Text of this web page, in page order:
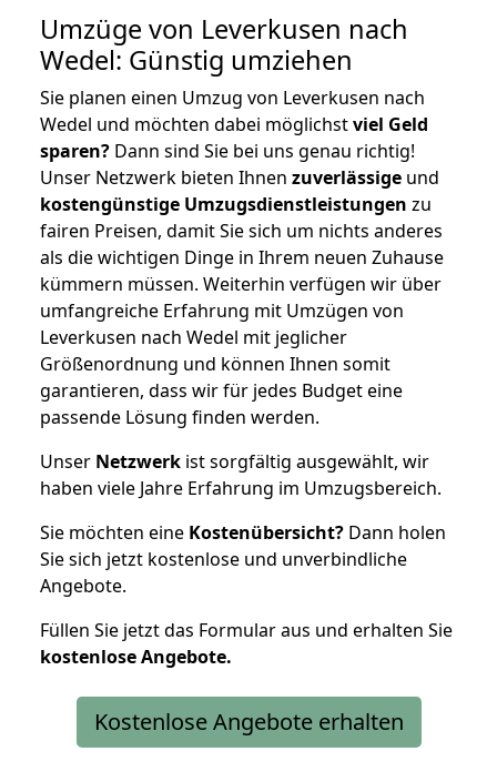
Umzüge von Leverkusen nach
Wedel: Günstig umziehen
Sie planen einen Umzug von Leverkusen nach
Wedel und möchten dabei möglichstviel Geld
sparen? Dann sind Sie bei uns genau richtig!
Unser Netzwerk bieten Ihnen zuverlässige und
kostengünstige Umzugsdienstleistungen zu
fairen Preisen, damit Sie sich um nichts anderes
als die wichtigen Dinge in Ihrem neuen Zuhause
kümmern müssen. Weiterhin verfügen wir über
umfangreiche Erfahrung mit Umzügen von
Leverkusen nach Wedel mit jeglicher
Größenordnung und können Ihnen somit
garantieren, dass wir für jedes Budget eine
passende Lösung finden werden.
Unser Netzwerk ist sorgfältig ausgewählt, wir
haben viele Jahre Erfahrung im Umzugsbereich.
Sie möchten eine Kostenübersicht? Dann holen
Sie sich jetzt kostenlose und unverbindliche
Angebote.
Füllen Sie jetzt das Formular aus und erhalten Sie
kostenloseAngebote.
Kostenlose Angebote erhalten